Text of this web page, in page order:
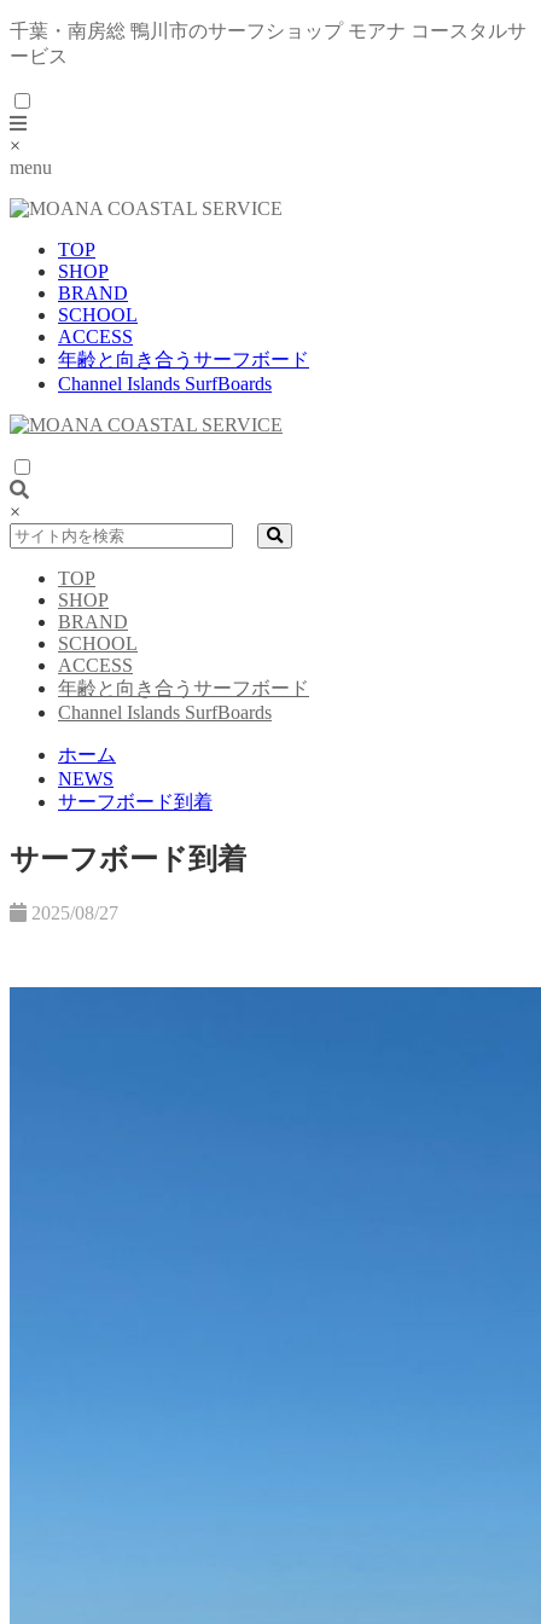
千葉・南房総 鴨川市のサーフショップ モアナ コースタルサ
ービス
×
menu
TOP
SHOP
BRAND
SCHOOL
ACCESS
年齢と向き合うサーフボード
Channel Islands SurfBoards
×
TOP
SHOP
BRAND
SCHOOL
ACCESS
年齢と向き合うサーフボード
Channel Islands SurfBoards
ホーム
NEWS
サーフボード到着
サーフボード到着
2025/08/27